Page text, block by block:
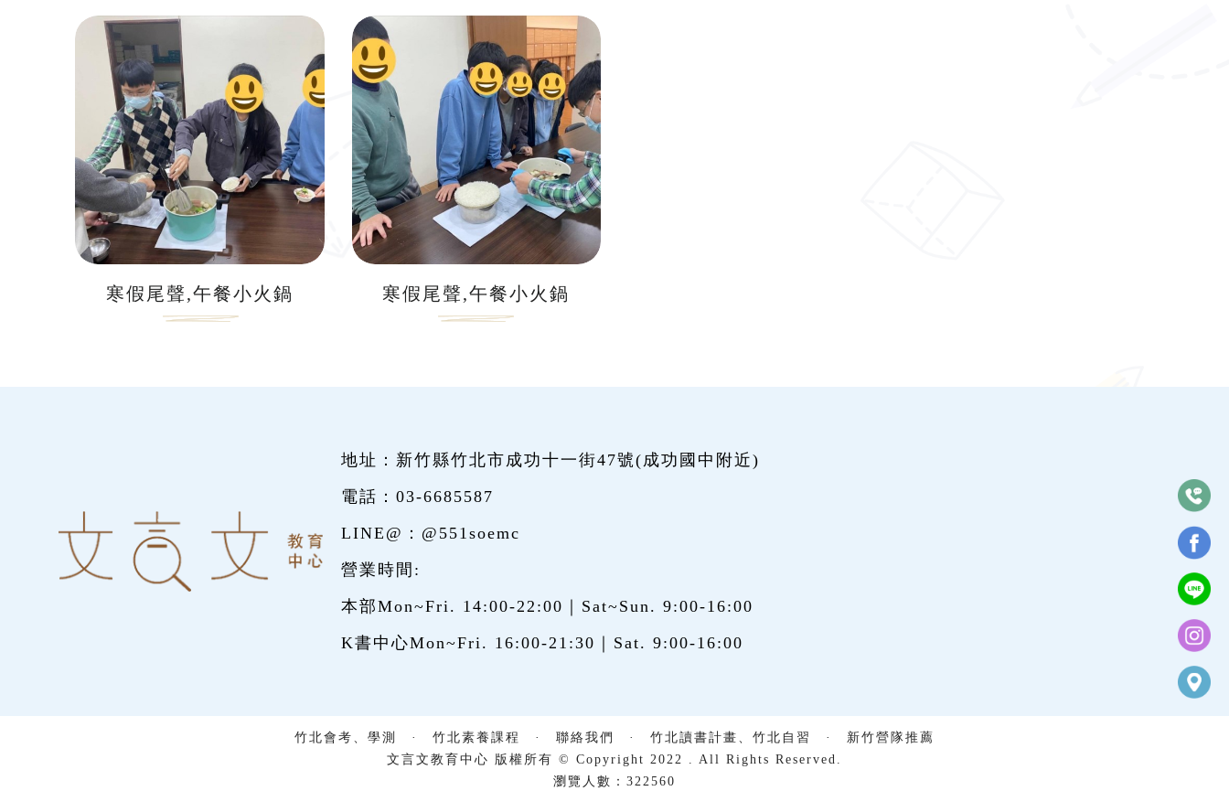
寒假尾聲,午餐小火鍋 寒假尾聲,午餐小火鍋
地址：新竹縣竹北市成功十一街47號(成功國中附近)
電話： 03-6685587
LINE@： @551soemc
營業時間:
本部Mon~Fri. 14:00-22:00｜Sat~Sun. 9:00-16:00
K書中心Mon~Fri. 16:00-21:30｜Sat. 9:00-16:00
竹北會考、學測 · 竹北素養課程 · 聯絡我們 · 竹北讀書計畫、竹北自習 · 新竹營隊推薦
文言文教育中心 版權所有 © Copyright 2022 . All Rights Reserved.
瀏覽人數：322560